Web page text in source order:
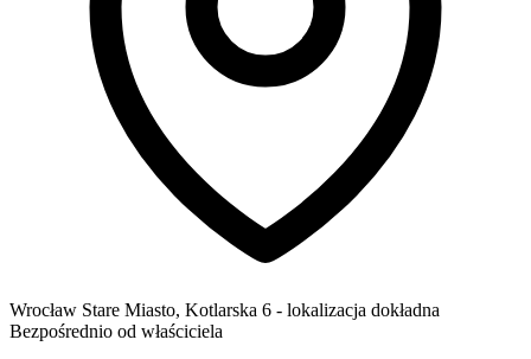
Wrocław Stare Miasto, Kotlarska 6 - lokalizacja dokładna
Bezpośrednio od właściciela